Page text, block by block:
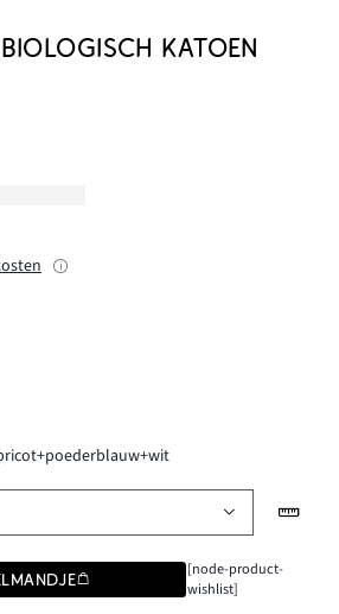
KATOEN
[node-product-
wishlist]